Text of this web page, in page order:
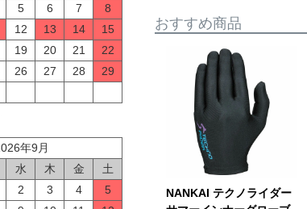
5 6 7
8
12 13 14
15
19 20 21
22
26 27 28
29
年9月
水 木 金
土
2 3 4
5
おすすめ商品
NANKAI テクノライダー